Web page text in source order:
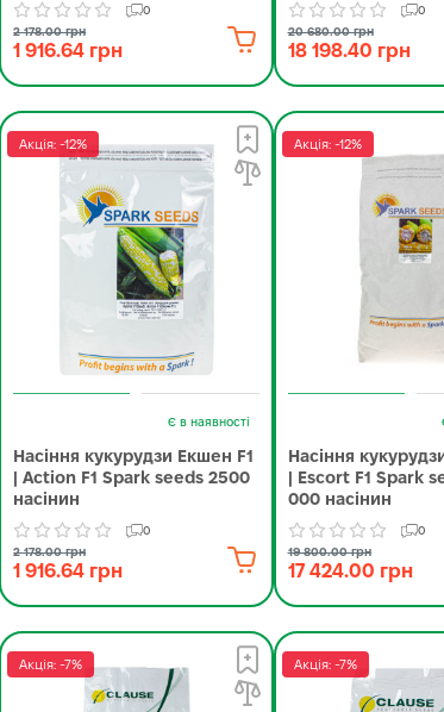
0
2 178.00 грн
1 916.64 грн
0
20 680.00 грн
18 198.40 грн
Акція: -12%
Є в наявності
Насіння кукурудзи Екшен F1
| Action F1 Spark seeds 2500
насінин
0
2 178.00 грн
1 916.64 грн
Акція: -12%
Насіння
| Escort F1 Spark
000 насінин
0
19 800.00 грн
17 424.00 грн
Акція: -7% Акція: -7%